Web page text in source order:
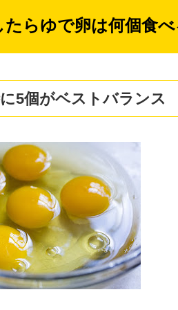
たらゆで卵は何個食
5個がベストバランス